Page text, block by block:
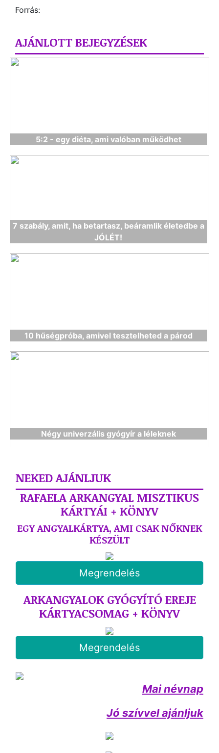
Forrás:
AJÁNLOTT BEJEGYZÉSEK
5:2 - egy diéta, ami valóban működhet
7 szabály, amit, ha betartasz, beáramlik életedbe a
JÓLÉT!
10 hűségpróba, amivel tesztelheted a párod
Négy univerzális gyógyír a léleknek
NEKED AJÁNLJUK
RAFAELA ARKANGYAL MISZTIKUS
KÁRTYÁI + KÖNYV
EGY ANGYALKÁRTYA, AMI CSAK NŐKNEK
KÉSZÜLT
Megrendelés
ARKANGYALOK GYÓGYÍTÓ EREJE
KÁRTYACSOMAG + KÖNYV
Megrendelés
Mai névnap
Jó szívvel ajánljuk